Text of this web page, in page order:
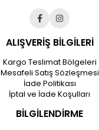
ALIŞVERİŞ BİLGİLERİ
Kargo Teslimat Bölgeleri
Mesafeli Satış Sözleşmesi
İade Politikası
İptal ve İade Koşulları
BİLGİLENDİRME